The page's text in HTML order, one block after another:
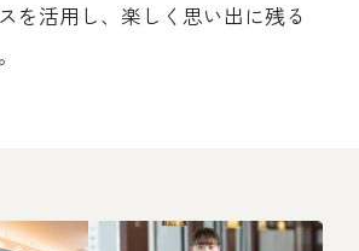
を活用し、楽しく思い出に残る